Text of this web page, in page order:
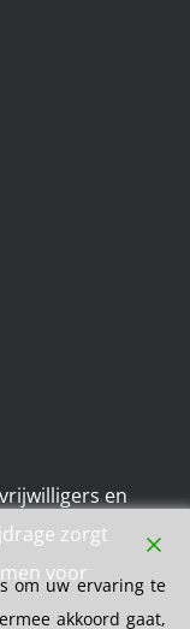
en
zorgt
voor
om uw ervaring te
akkoord gaat,